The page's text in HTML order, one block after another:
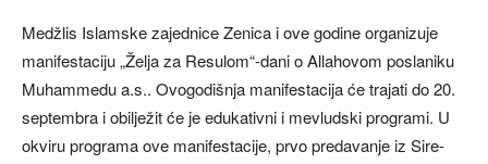
Medžlis Islamske zajednice Zenica i ove godine organizuje
manifestaciju „Želja za Resulom“-dani o Allahovom poslaniku
Muhammedu a.s.. Ovogodišnja manifestacija će trajati do 20.
septembra i obilježit će je edukativni i mevludski programi. U
okviru programa ove manifestacije, prvo predavanje iz Sire-